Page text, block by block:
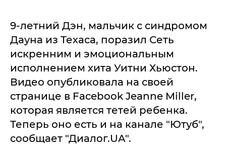
9-летний Дэн, мальчик с синдромом
Дауна из Техаса, поразил Сеть
искренним и эмоциональным
исполнением хита Уитни Хьюстон.
Видео опубликовала на своей
странице в Facebook Jeanne Miller,
которая является тетей ребенка.
Теперь оно есть и на канале "Ютуб",
сообщает "Диалог.UA".